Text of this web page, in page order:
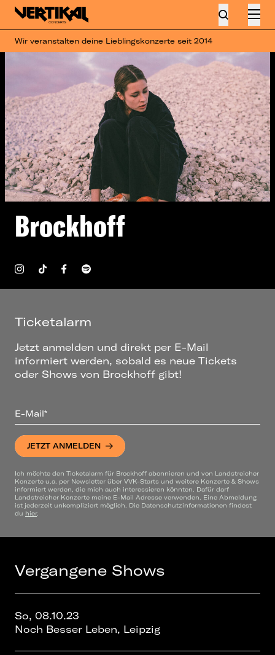
Wir veranstalten deine Lieblingskonzerte seit 2014
Brockhoff
Ticketalarm
Jetzt anmelden und direkt per E-Mail
informiert werden, sobald es neue Tickets
oder Shows von Brockhoff gibt!
E-Mail*
JETZT ANMELDEN
Ich möchte den Ticketalarm für Brockhoff abonnieren und von Landstreicher
Konzerte u.a. per Newsletter über VVK-Starts und weitere Konzerte & Shows
informiert werden, die mich auch interessieren könnten. Dafür darf
Landstreicher Konzerte meine E-Mail Adresse verwenden. Eine Abmeldung
ist jederzeit unkompliziert möglich. Die Datenschutzinformationen findest
du hier.
Vergangene Shows
So, 08.10.23
Noch Besser Leben, Leipzig